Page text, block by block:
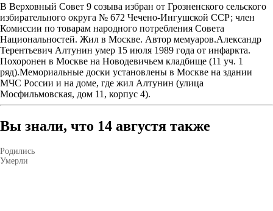
В Верховный Совет 9 созыва избран от Грозненского сельского
избирательного округа № 672 Чечено-Ингушской ССР; член
Комиссии по товарам народного потребления Совета
Национальностей. Жил в Москве. Автор мемуаров.Александр
Терентьевич Алтунин умер 15 июля 1989 года от инфаркта.
Похоронен в Москве на Новодевичьем кладбище (11 уч. 1
ряд).Мемориальные доски установлены в Москве на здании
МЧС России и на доме, где жил Алтунин (улица
Мосфильмовская, дом 11, корпус 4).
Вы знали, что 14 августя также
Родились
Умерли